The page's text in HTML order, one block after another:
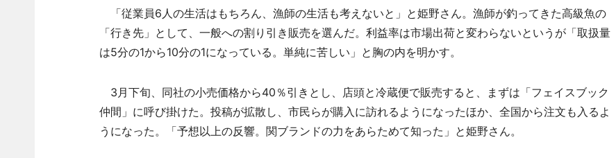
「従業員6人の生活はもちろん、漁師の生活も考えないと」と姫野さん。漁師が釣ってきた高級魚の
「行き先」として、一般への割り引き販売を選んだ。利益率は市場出荷と変わらないというが「取扱量
は5分の1から10分の1になっている。単純に苦しい」と胸の内を明かす。
3月下旬、同社の小売価格から40％引きとし、店頭と冷蔵便で販売すると、まずは「フェイスブック
仲間」に呼び掛けた。投稿が拡散し、市民らが購入に訪れるようになったほか、全国から注文も入るよ
うになった。「予想以上の反響。関ブランドの力をあらためて知った」と姫野さん。